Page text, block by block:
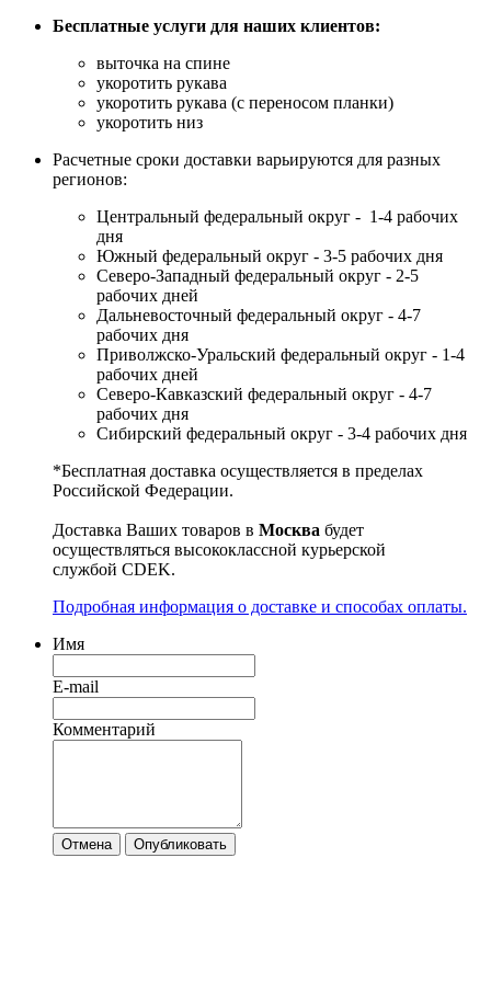
Бесплатные услуги для наших клиентов:
выточка на спине
укоротить рукава
укоротить рукава (с переносом планки)
укоротить низ
Расчетные сроки доставки варьируются для разных
регионов:
Центральный федеральный округ - 1-4 рабочих
дня
Южный федеральный округ - 3-5 рабочих дня
Северо-Западный федеральный округ - 2-5
рабочих дней
Дальневосточный федеральный округ - 4-7
рабочих дня
Приволжско-Уральский федеральный округ - 1-4
рабочих дней
Северо-Кавказский федеральный округ - 4-7
рабочих дня
Сибирский федеральный округ - 3-4 рабочих дня
*Бесплатная доставка осуществляется в пределах
Российской Федерации.
Доставка Ваших товаров в Москва будет
осуществляться высококлассной курьерской
службой CDEK.
Подробная информация о доставке и способах оплаты.
Имя
E-mail
Комментарий
Отмена Опубликовать